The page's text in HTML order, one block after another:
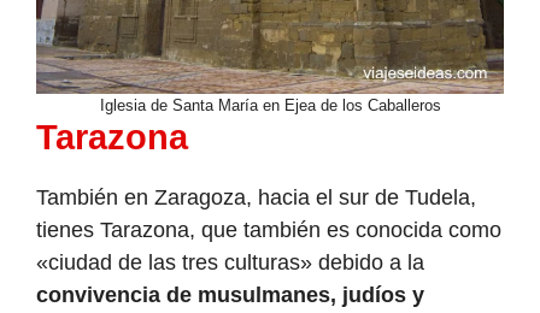
Iglesia de Santa María en Ejea de los Caballeros
Tarazona
También en Zaragoza, hacia el sur de Tudela,
tienes Tarazona, que también es conocida como
«ciudad de las tres culturas» debido a la
convivencia de musulmanes, judíos y